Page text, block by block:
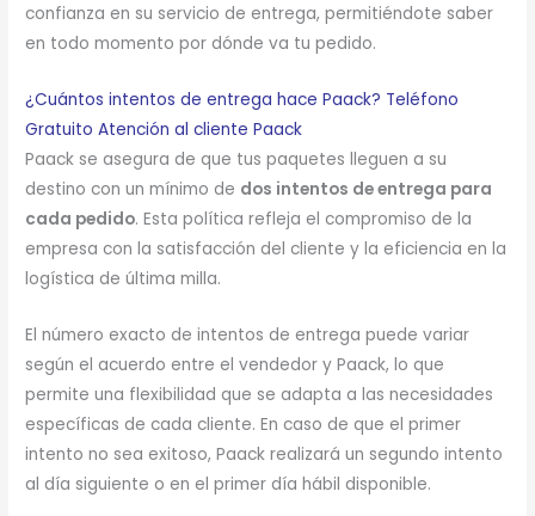
confianza en su servicio de entrega, permitiéndote saber
en todo momento por dónde va tu pedido.
¿Cuántos intentos de entrega hace Paack? Teléfono
Gratuito Atención al cliente Paack
Paack se asegura de que tus paquetes lleguen a su
destino con un mínimo de dos intentos de entrega para
cada pedido. Esta política refleja el compromiso de la
empresa con la satisfacción del cliente y la eficiencia en la
logística de última milla.
El número exacto de intentos de entrega puede variar
según el acuerdo entre el vendedor y Paack, lo que
permite una flexibilidad que se adapta a las necesidades
específicas de cada cliente. En caso de que el primer
intento no sea exitoso, Paack realizará un segundo intento
al día siguiente o en el primer día hábil disponible.